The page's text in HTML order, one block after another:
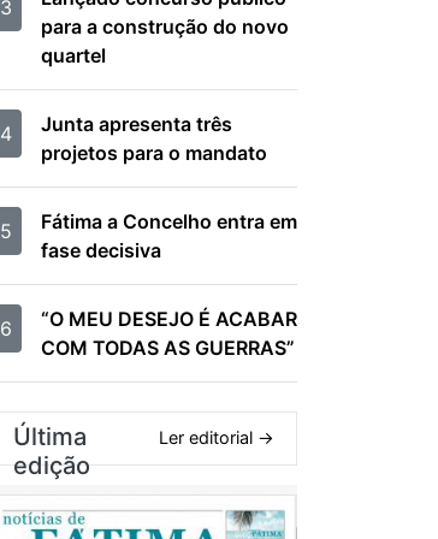
3
para a construção do novo
quartel
4
Junta apresenta três
projetos para o mandato
5
Fátima a Concelho entra em
fase decisiva
6
“O MEU DESEJO É ACABAR
COM TODAS AS GUERRAS”
Última
edição
Ler editorial →